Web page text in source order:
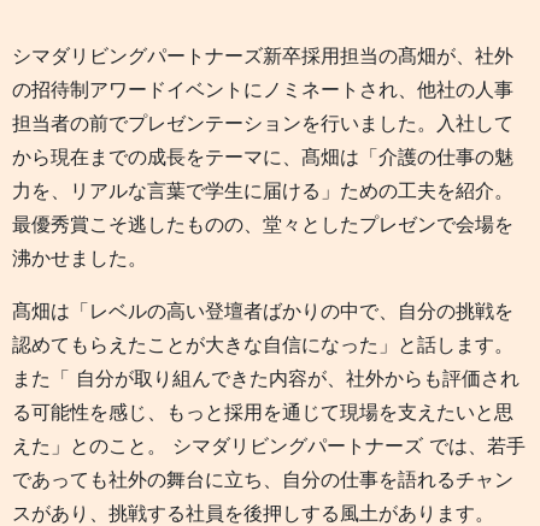
シマダリビングパートナーズ新卒採用担当の髙畑が、社外
の招待制アワードイベントにノミネートされ、他社の人事
担当者の前でプレゼンテーションを行いました。入社して
から現在までの成長をテーマに、髙畑は「介護の仕事の魅
力を、リアルな言葉で学生に届ける」ための工夫を紹介。
最優秀賞こそ逃したものの、堂々としたプレゼンで会場を
沸かせました。
髙畑は「レベルの高い登壇者ばかりの中で、自分の挑戦を
認めてもらえたことが大きな自信になった」と話します。
また「 自分が取り組んできた内容が、社外からも評価され
る可能性を感じ、もっと採用を通じて現場を支えたいと思
えた」とのこと。 シマダリビングパートナーズ では、若手
であっても社外の舞台に立ち、自分の仕事を語れるチャン
スがあり、挑戦する社員を後押しする風土があります。